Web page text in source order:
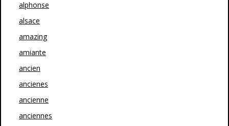
alphonse
alsace
amazing
amiante
ancien
ancienes
ancienne
anciennes